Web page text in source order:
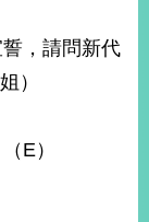
，請問新代
）
E）